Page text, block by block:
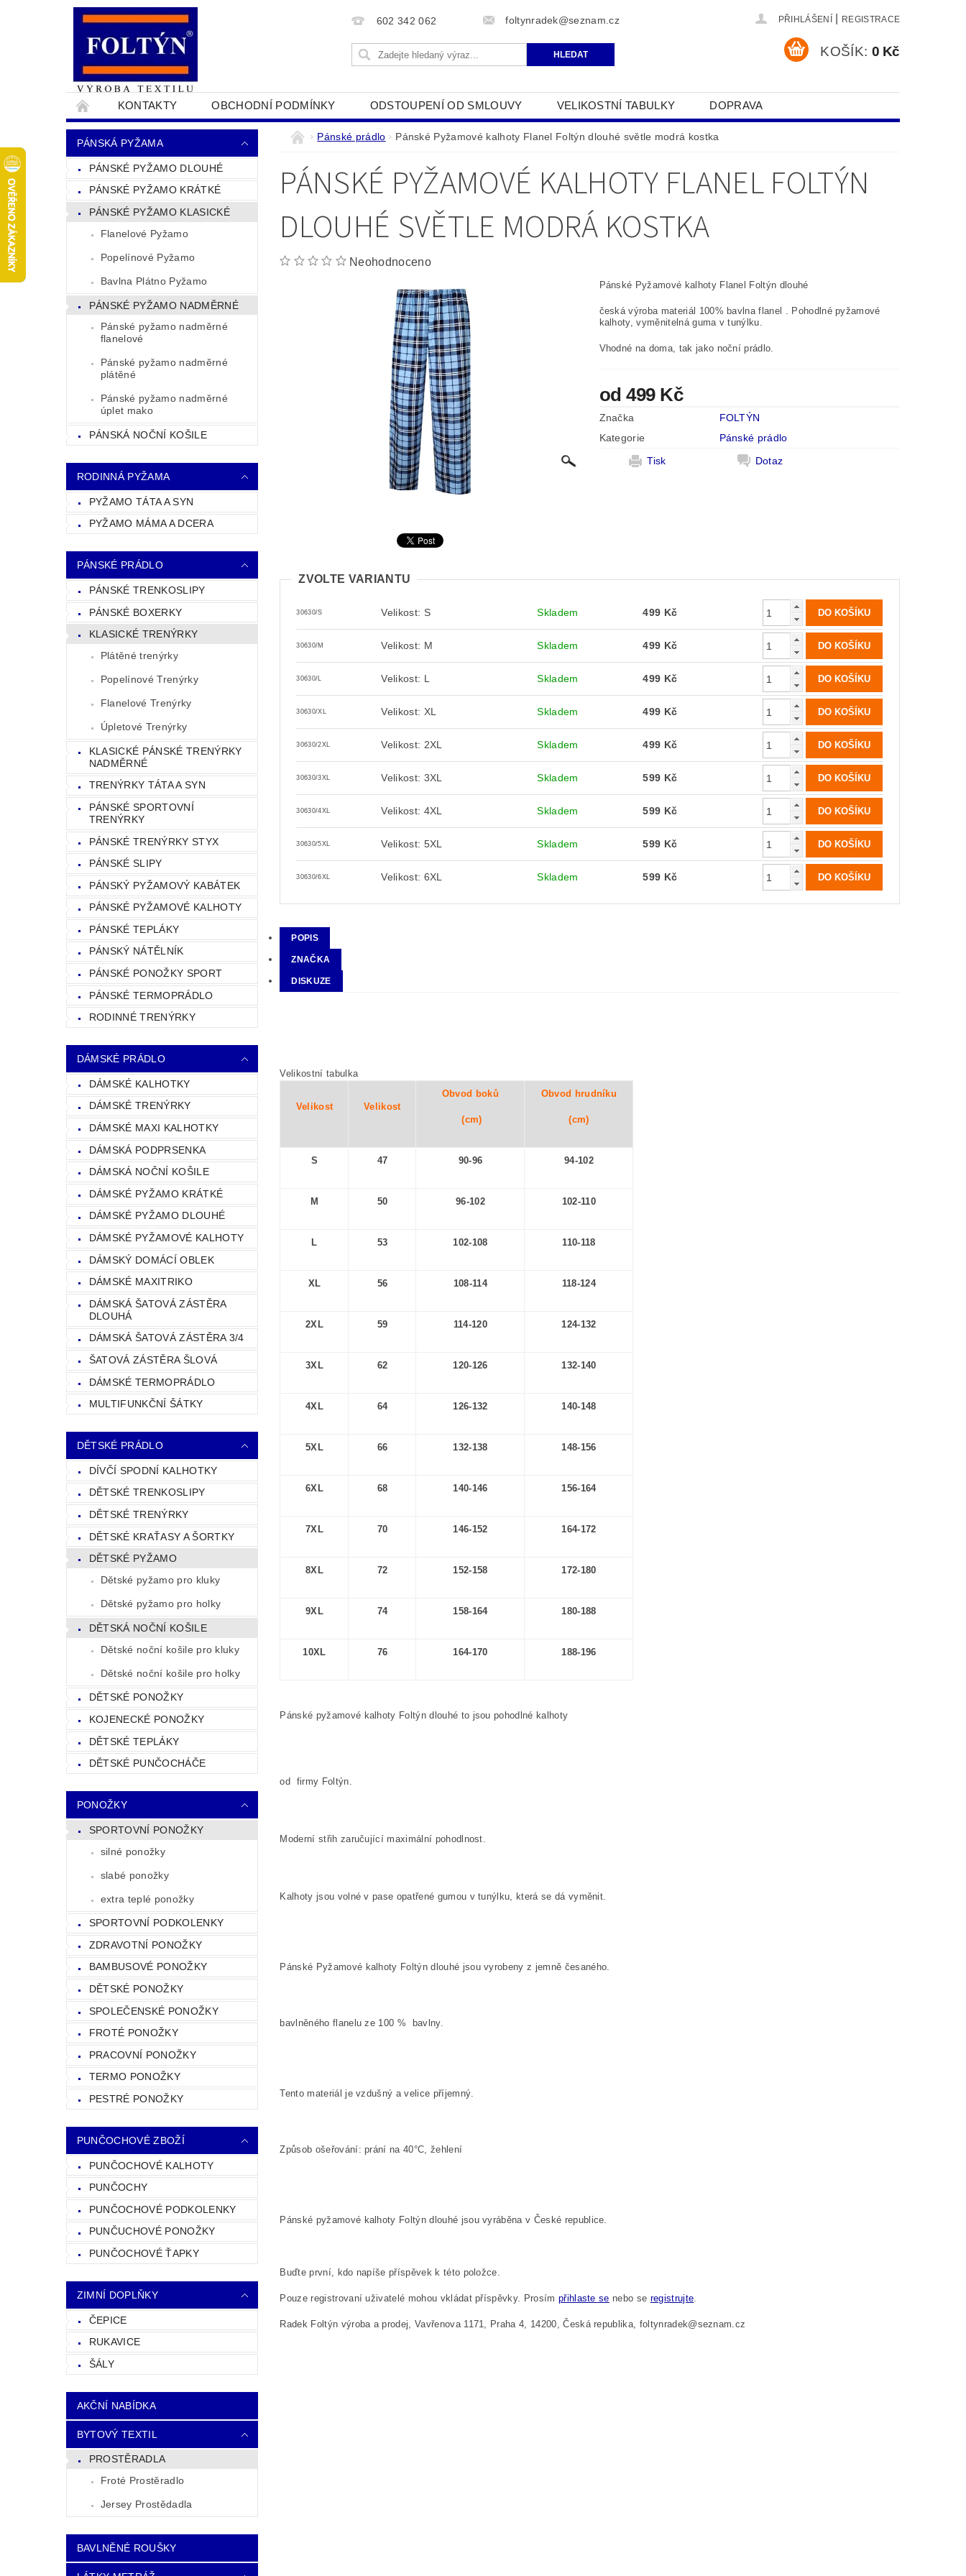
602 342 062 foltynradek@seznam.cz PŘIHLÁŠENÍ REGISTRACE
KOŠÍK: 0 Kč
KONTAKTY OBCHODNÍ PODMÍNKY ODSTOUPENÍ OD SMLOUVY VELIKOSTNÍ TABULKY DOPRAVA
PRO OBCHODNÍKY NAPIŠTE NÁM JAK POUŽÍVÁME COOKIES PODMÍNKY OCHRANY OSOBNÍCH ÚDAJŮ
PÁNSKÁ PYŽAMA
PÁNSKÉ PYŽAMO DLOUHÉ
PÁNSKÉ PYŽAMO KRÁTKÉ
PÁNSKÉ PYŽAMO KLASICKÉ
Flanelové Pyžamo
Popelínové Pyžamo
Bavlna Plátno Pyžamo
PÁNSKÉ PYŽAMO NADMĚRNÉ
Pánské pyžamo nadměrné
flanelové
Pánské pyžamo nadměrné
plátěné
Pánské pyžamo nadměrné
úplet mako
PÁNSKÁ NOČNÍ KOŠILE
RODINNÁ PYŽAMA
PYŽAMO TÁTA A SYN
PYŽAMO MÁMA A DCERA
PÁNSKÉ PRÁDLO
PÁNSKÉ TRENKOSLIPY
PÁNSKÉ BOXERKY
KLASICKÉ TRENÝRKY
Plátěné trenýrky
Popelínové Trenýrky
Flanelové Trenýrky
Úpletové Trenýrky
KLASICKÉ PÁNSKÉ TRENÝRKY
NADMĚRNÉ
TRENÝRKY TÁTA A SYN
PÁNSKÉ SPORTOVNÍ
TRENÝRKY
PÁNSKÉ TRENÝRKY STYX
PÁNSKÉ SLIPY
PÁNSKÝ PYŽAMOVÝ KABÁTEK
PÁNSKÉ PYŽAMOVÉ KALHOTY
PÁNSKÉ TEPLÁKY
PÁNSKÝ NÁTĚLNÍK
PÁNSKÉ PONOŽKY SPORT
PÁNSKÉ TERMOPRÁDLO
RODINNÉ TRENÝRKY
DÁMSKÉ PRÁDLO
DÁMSKÉ KALHOTKY
DÁMSKÉ TRENÝRKY
DÁMSKÉ MAXI KALHOTKY
DÁMSKÁ PODPRSENKA
DÁMSKÁ NOČNÍ KOŠILE
DÁMSKÉ PYŽAMO KRÁTKÉ
DÁMSKÉ PYŽAMO DLOUHÉ
DÁMSKÉ PYŽAMOVÉ KALHOTY
DÁMSKÝ DOMÁCÍ OBLEK
DÁMSKÉ MAXITRIKO
DÁMSKÁ ŠATOVÁ ZÁSTĚRA
DLOUHÁ
DÁMSKÁ ŠATOVÁ ZÁSTĚRA 3/4
ŠATOVÁ ZÁSTĚRA ŠLOVÁ
DÁMSKÉ TERMOPRÁDLO
MULTIFUNKČNÍ ŠÁTKY
DĚTSKÉ PRÁDLO
DÍVČÍ SPODNÍ KALHOTKY
DĚTSKÉ TRENKOSLIPY
DĚTSKÉ TRENÝRKY
DĚTSKÉ KRAŤASY A ŠORTKY
DĚTSKÉ PYŽAMO
Dětské pyžamo pro kluky
Dětské pyžamo pro holky
DĚTSKÁ NOČNÍ KOŠILE
Dětské noční košile pro kluky
Dětské noční košile pro holky
DĚTSKÉ PONOŽKY
KOJENECKÉ PONOŽKY
DĚTSKÉ TEPLÁKY
DĚTSKÉ PUNČOCHÁČE
PONOŽKY
SPORTOVNÍ PONOŽKY
silné ponožky
slabé ponožky
extra teplé ponožky
SPORTOVNÍ PODKOLENKY
ZDRAVOTNÍ PONOŽKY
BAMBUSOVÉ PONOŽKY
DĚTSKÉ PONOŽKY
SPOLEČENSKÉ PONOŽKY
FROTÉ PONOŽKY
PRACOVNÍ PONOŽKY
TERMO PONOŽKY
PESTRÉ PONOŽKY
PUNČOCHOVÉ ZBOŽÍ
PUNČOCHOVÉ KALHOTY
PUNČOCHY
PUNČOCHOVÉ PODKOLENKY
PUNČUCHOVÉ PONOŽKY
PUNČOCHOVÉ ŤAPKY
ZIMNÍ DOPLŇKY
ČEPICE
RUKAVICE
ŠÁLY
AKČNÍ NABÍDKA
BYTOVÝ TEXTIL
PROSTĚRADLA
Froté Prostěradlo
Jersey Prostědadla
BAVLNĚNÉ ROUŠKY
Pánské prádlo Pánské Pyžamové kalhoty Flanel Foltýn dlouhé světle modrá kostka
PÁNSKÉ PYŽAMOVÉ KALHOTY FLANEL FOLTÝN
DLOUHÉ SVĚTLE MODRÁ KOSTKA
Neohodnoceno
Pánské Pyžamové kalhoty Flanel Foltýn dlouhé
česká výroba materiál 100% bavlna flanel . Pohodlné pyžamové
kalhoty, vyměnitelná guma v tunýlku.
Vhodné na doma, tak jako noční prádlo.
od 499 Kč
Značka
FOLTÝN
Kategorie
Pánské prádlo
Tisk
Dotaz
ZVOLTE VARIANTU
30630/S Velikost: S Skladem 499 Kč
30630/M Velikost: M Skladem 499 Kč
30630/L Velikost: L Skladem 499 Kč
30630/XL Velikost: XL Skladem 499 Kč
30630/2XL Velikost: 2XL Skladem 499 Kč
30630/3XL Velikost: 3XL Skladem 599 Kč
30630/4XL Velikost: 4XL Skladem 599 Kč
30630/5XL Velikost: 5XL Skladem 599 Kč
30630/6XL Velikost: 6XL Skladem 599 Kč
POPIS
ZNAČKA
DISKUZE
Velikostní tabulka
Velikost Velikost
Obvod boků
(cm)
Obvod hrudníku
(cm)
S 47 90-96 94-102
M 50 96-102 102-110
L 53 102-108 110-118
XL 56 108-114 118-124
2XL 59 114-120 124-132
3XL 62 120-126 132-140
4XL 64 126-132 140-148
5XL 66 132-138 148-156
6XL 68 140-146 156-164
7XL 70 146-152 164-172
8XL 72 152-158 172-180
9XL 74 158-164 180-188
10XL 76 164-170 188-196
Pánské pyžamové kalhoty Foltýn dlouhé to jsou pohodlné kalhoty
od firmy Foltýn.
Moderní střih zaručující maximální pohodlnost.
Kalhoty jsou volné v pase opatřené gumou v tunýlku, která se dá vyměnit.
Pánské Pyžamové kalhoty Foltýn dlouhé jsou vyrobeny z jemně česaného.
bavlněného flanelu ze 100 % bavlny.
Tento materiál je vzdušný a velice příjemný.
Způsob ošeřování: prání na 40°C, žehlení
Pánské pyžamové kalhoty Foltýn dlouhé jsou vyráběna v České republice.
Buďte první, kdo napíše příspěvek k této položce.
Pouze registrovaní uživatelé mohou vkládat příspěvky. Prosím přihlaste se nebo se registrujte.
Radek Foltýn výroba a prodej, Vavřenova 1171, Praha 4, 14200, Česká republika, foltynradek@seznam.cz